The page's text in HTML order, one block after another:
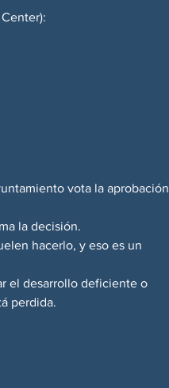
vota la aprobación
la decisión.
hacerlo, y eso es un
el desarrollo deficiente o
perdida.